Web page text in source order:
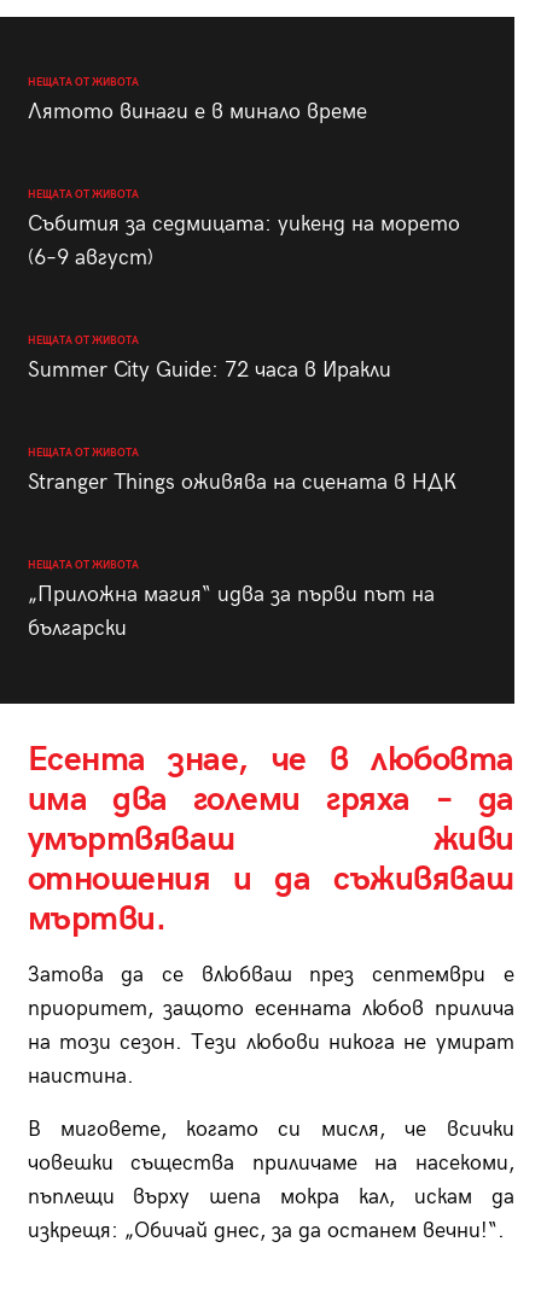
НЕЩАТА ОТ ЖИВОТА
Лятото винаги е в минало време
НЕЩАТА ОТ ЖИВОТА
Събития за седмицата: уикенд на морето
(6–9 август)
НЕЩАТА ОТ ЖИВОТА
Summer City Guide: 72 часа в Иракли
НЕЩАТА ОТ ЖИВОТА
Stranger Things оживява на сцената в НДК
НЕЩАТА ОТ ЖИВОТА
„Приложна магия“ идва за първи път на
български
Есента знае, че в любовта
има два големи гряха – да
умъртвяваш живи
отношения и да съживяваш
мъртви.
Затова да се влюбваш през септември е
приоритет, защото есенната любов прилича
на този сезон. Тези любови никога не умират
наистина.
В миговете, когато си мисля, че всички
човешки същества приличаме на насекоми,
пъплещи върху шепа мокра кал, искам да
изкрещя: „Обичай днес, за да останем вечни!“.